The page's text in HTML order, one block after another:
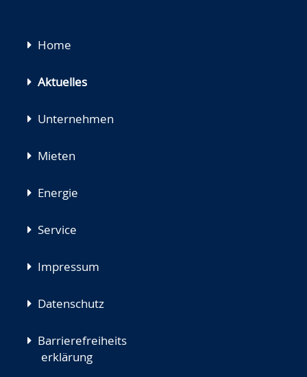
Navigation
Home
Aktuelles
Unternehmen
Mieten
Energie
Service
Impressum
Datenschutz
Barrierefreiheits
erklärung